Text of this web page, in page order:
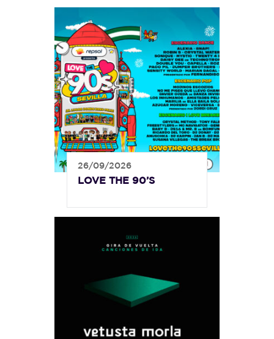
26/09/2026
LOVE THE 90’S